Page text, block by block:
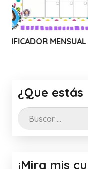
PARA LA
¿Que
Buscar:
¡Mira mis